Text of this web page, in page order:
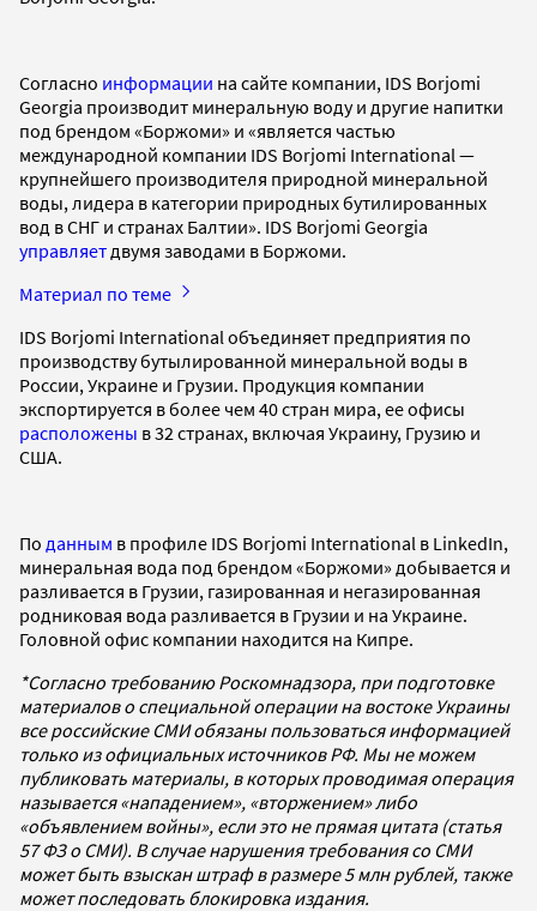
Согласно информации на сайте компании, IDS Borjomi
Georgia производит минеральную воду и другие напитки
под брендом «Боржоми» и «является частью
международной компании IDS Borjomi International —
крупнейшего производителя природной минеральной
воды, лидера в категории природных бутилированных
вод в СНГ и странах Балтии». IDS Borjomi Georgia
управляет двумя заводами в Боржоми.
Материал по теме
IDS Borjomi International объединяет предприятия по
производству бутылированной минеральной воды в
России, Украине и Грузии. Продукция компании
экспортируется в более чем 40 стран мира, ее офисы
расположены в 32 странах, включая Украину, Грузию и
США.
По данным в профиле IDS Borjomi International в LinkedIn,
минеральная вода под брендом «Боржоми» добывается и
разливается в Грузии, газированная и негазированная
родниковая вода разливается в Грузии и на Украине.
Головной офис компании находится на Кипре.
*Согласно требованию Роскомнадзора, при подготовке
материалов о специальной операции на востоке Украины
все российские СМИ обязаны пользоваться информацией
только из официальных источников РФ. Мы не можем
публиковать материалы, в которых проводимая операция
называется «нападением», «вторжением» либо
«объявлением войны», если это не прямая цитата (статья
57 ФЗ о СМИ). В случае нарушения требования со СМИ
может быть взыскан штраф в размере 5 млн рублей, также
может последовать блокировка издания.